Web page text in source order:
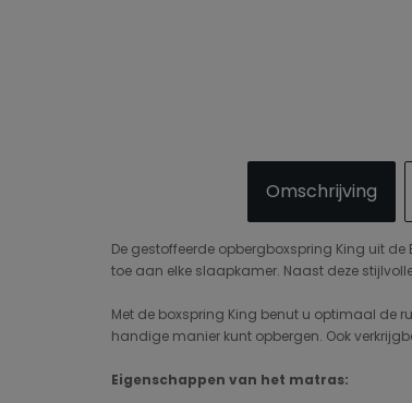
Omschrijving
De gestoffeerde opbergboxspring King uit de
toe aan elke slaapkamer. Naast deze
Met de boxspring King benut u optimaal de
handige manier kunt opbergen. Ook
Eigenschappen van het matras: